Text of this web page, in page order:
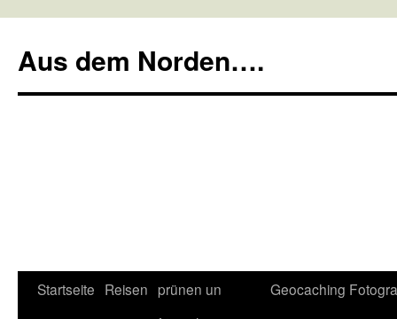
Aus dem Norden….
Zum
Startseite Reisen prünen un
Geocaching